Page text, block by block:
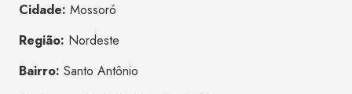
Cidade: Mossoró
Região: Nordeste
Bairro: Santo Antônio